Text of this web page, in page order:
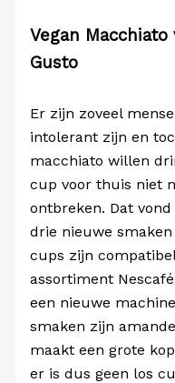
Vegan
Gusto
Er zijn zoveel
intolerant zijn en
macchiato willen
cup voor thuis niet
ontbreken. Dat
drie nieuwe
cups zijn
assortiment
een nieuwe
smaken zijn
maakt een grote
er is dus geen los